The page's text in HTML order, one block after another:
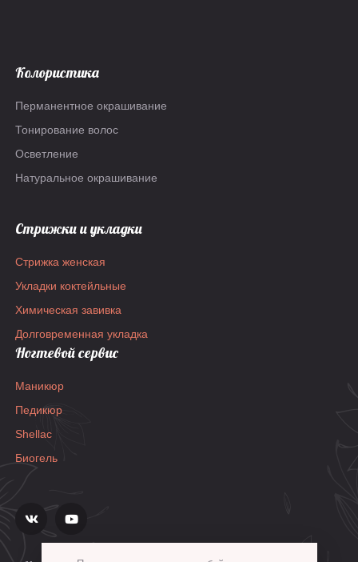
Колористика
Перманентное окрашивание
Тонирование волос
Осветление
Натуральное окрашивание
Стрижки и укладки
Стрижка женская
Укладки коктейльные
Химическая завивка
Долговременная укладка
Ногтевой сервис
Маникюр
Педикюр
Shellac
Биогель